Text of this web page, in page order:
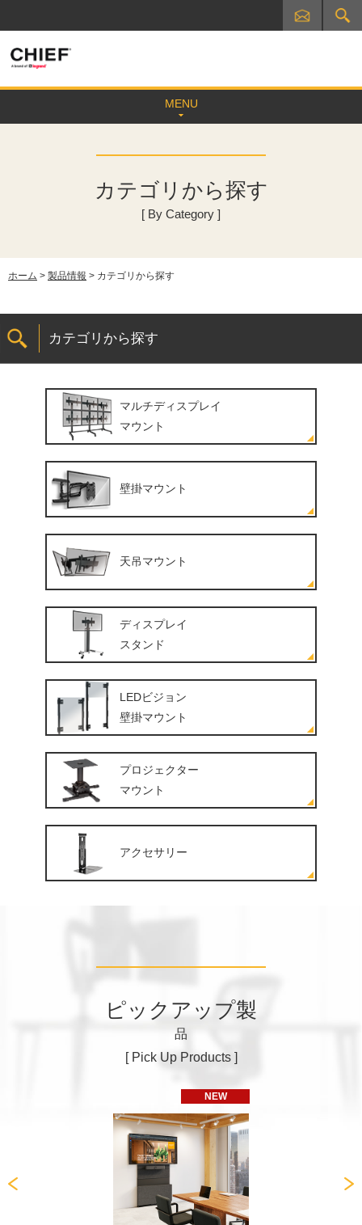
MENU
カテゴリから探す
[ By Category ]
ホーム > 製品情報 > カテゴリから探す
カテゴリから探す
マルチディスプレイ
マウント
壁掛マウント
天吊マウント
ディスプレイ
スタンド
LEDビジョン
壁掛マウント
プロジェクター
マウント
アクセサリー
ピックアップ製
品
[ Pick Up Products ]
NEW